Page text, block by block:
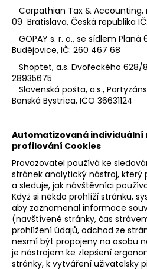
Carpathian Tax & Accounting,
09 Bratislava, Česká republika
GOPAY s. r. o., se sídlem Planá
Budějovice, IČ: 260 467 68
Shoptet, a.s. Dvořeckého 628/
28935675
Slovenská pošta, a.s.,
Banská Bystrica, IČO 36631124
Automatizovaná individuální
profilování Cookies
Provozovatel používá ke
stránek analytický nástroj,
a sleduje, jak návštěvníci
Když si někdo prohlíží stránku,
aby zaznamenal informace
(navštívené stránky, čas
prohlížení údajů, odchod ze
nesmí být propojeny na osobu
je nástrojem ke zlepšení
stránky, k vytváření uživatelsky